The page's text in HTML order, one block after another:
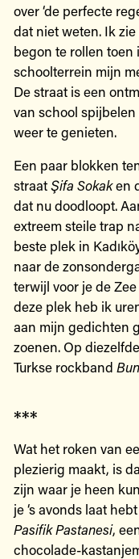
over ‘de perfecte
dat niet weten. Ik
begon te rollen
schoolterrein mijn
De straat is een
van school
weer te genieten.
Een paar blokken
straatŞifa Sokaken
dat nu doodloopt.
extreem steile trap
beste plek in
naar de
terwijl voor je de
deze plek heb ik
aan mijn gedichten
zoenen. Op
Turkse rockband
***
Wat het roken van
plezierig maakt, is
zijn waar je heen
je ‘s avonds laat
Pasifik Pastanesi,
chocolade-